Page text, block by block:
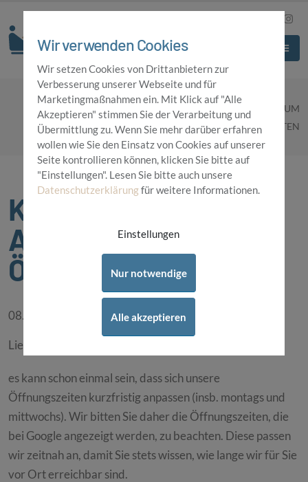
Wir verwenden Cookies
Wir setzen Cookies von Drittanbietern zur
Verbesserung unserer Webseite und für
Marketingmaßnahmen ein. Mit Klick auf "Alle
Akzeptieren" stimmen Sie der Verarbeitung und
Übermittlung zu. Wenn Sie mehr darüber erfahren
wollen wie Sie den Einsatz von Cookies auf unserer
Seite kontrollieren können, klicken Sie bitte auf
"Einstellungen". Lesen Sie bitte auch unsere
Datenschutzerklärungfür weitere Informationen.
Einstellungen
Nur notwendige
Alle akzeptieren
HOME
ZENTRUM
KURZFRISTIGE ANPASSUNGEN DER ÖFFNUNGSZEITEN
Kurzfristige
Anpassungen der
Öffnungszeiten
08. Juli 2024
Liebe Patient*innen,
es kann schon einmal sein, dass sich unsere
Öffnungszeiten kurzfristig anpassen (insb. montags und
mittwochs). Wir bitten Sie daher die Öffnungszeiten, die
bei Google angezeigt werden, zu beachten. Diese passen
wir zeitnah an, damit Sie stets wissen, wie lange wir für Sie
vor Ort erreichbar sind.